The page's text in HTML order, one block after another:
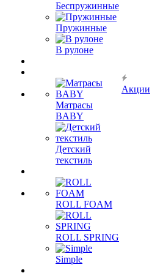
Беспружинные
Пружинные
В рулоне
Матрасы
BABY
Детский
текстиль
ROLL FOAM
ROLL SPRING
Simple
Акции